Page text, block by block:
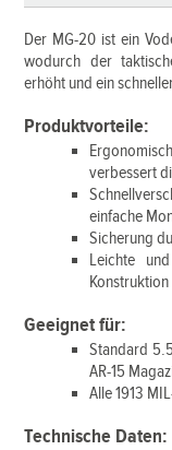
Der MG-20 ist ein
wodurch der
erhöht und ein
Produktvorteile:
verbessert
einfache
Sicherung
Leichte
Konstruktion
Geeignet für:
Standard
AR-15
Alle 1913
Technische Daten: